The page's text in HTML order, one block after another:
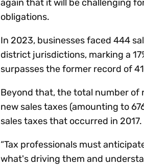
again that it will be challenging
obligations.
In 2023, businesses faced 444
district jurisdictions, marking a
surpasses the former record of
Beyond that, the total number
new sales taxes (amounting to
sales taxes that occurred in 2017.
“Tax professionals must
what's driving them and